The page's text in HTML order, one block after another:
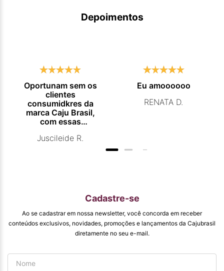
Depoimentos
Oportunam sem os
clientes
consumidkres da
marca Caju Brasil,
com essas
promocionais de
qualidade que vcs
entregam. Parabéns
#
pormaiscampanhaspromorcionais.
Juscileide R.
Eu amoooooo
RENATA D.
Cadastre-se
Ao se cadastrar em nossa newsletter, você concorda em receber
conteúdos exclusivos, novidades, promoções e lançamentos da Cajubrasil
diretamente no seu e-mail.